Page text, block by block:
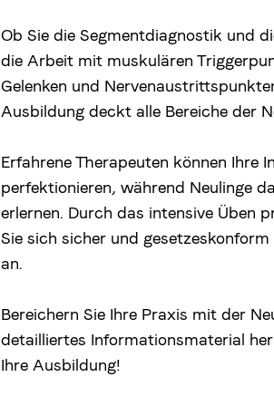
Ob Sie die Segmentdiagnostik und
die Arbeit mit muskulären
Gelenken und
Ausbildung deckt alle Bereiche der
Erfahrene Therapeuten können Ihre
perfektionieren, während Neulinge
erlernen. Durch das intensive Üben
Sie sich sicher und
an.
Bereichern Sie Ihre Praxis mit der
detailliertes Informationsmaterial
Ihre Ausbildung!